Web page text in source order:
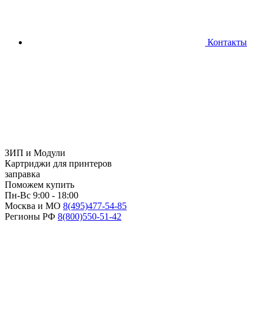
Контакты
ЗИП и Модули
Картриджи для принтеров
заправка
Поможем купить
Пн-Вс 9:00 - 18:00
Москва и МО 8(495)477-54-85
Регионы РФ 8(800)550-51-42